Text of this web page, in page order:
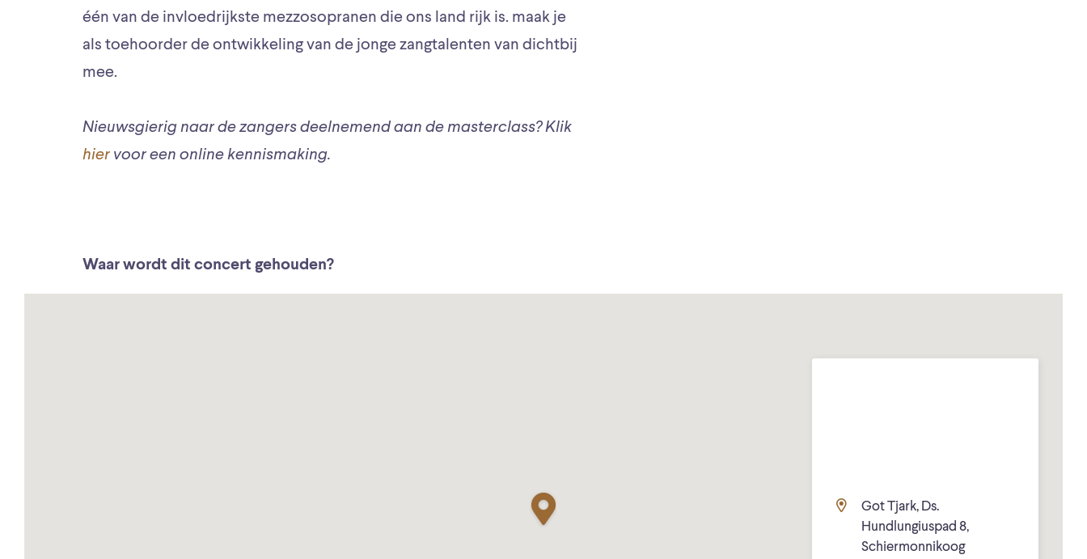
één van de invloedrijkste mezzosopranen die ons land rijk is. maak je
als toehoorder de ontwikkeling van de jonge zangtalenten van dichtbij
mee.
Nieuwsgierig naar de zangers deelnemend aan de masterclass? Klik
hier voor een online kennismaking.
Waar wordt dit concert gehouden?
Got Tjark, Ds.
Hundlungiuspad 8,
Schiermonnikoog